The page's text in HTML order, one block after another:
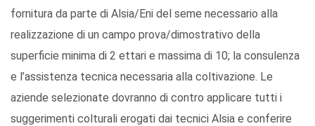
fornitura da parte di Alsia/Eni del seme necessario alla
realizzazione di un campo prova/dimostrativo della
superficie minima di 2 ettari e massima di 10; la consulenza
e l’assistenza tecnica necessaria alla coltivazione. Le
aziende selezionate dovranno di contro applicare tutti i
suggerimenti colturali erogati dai tecnici Alsia e conferire